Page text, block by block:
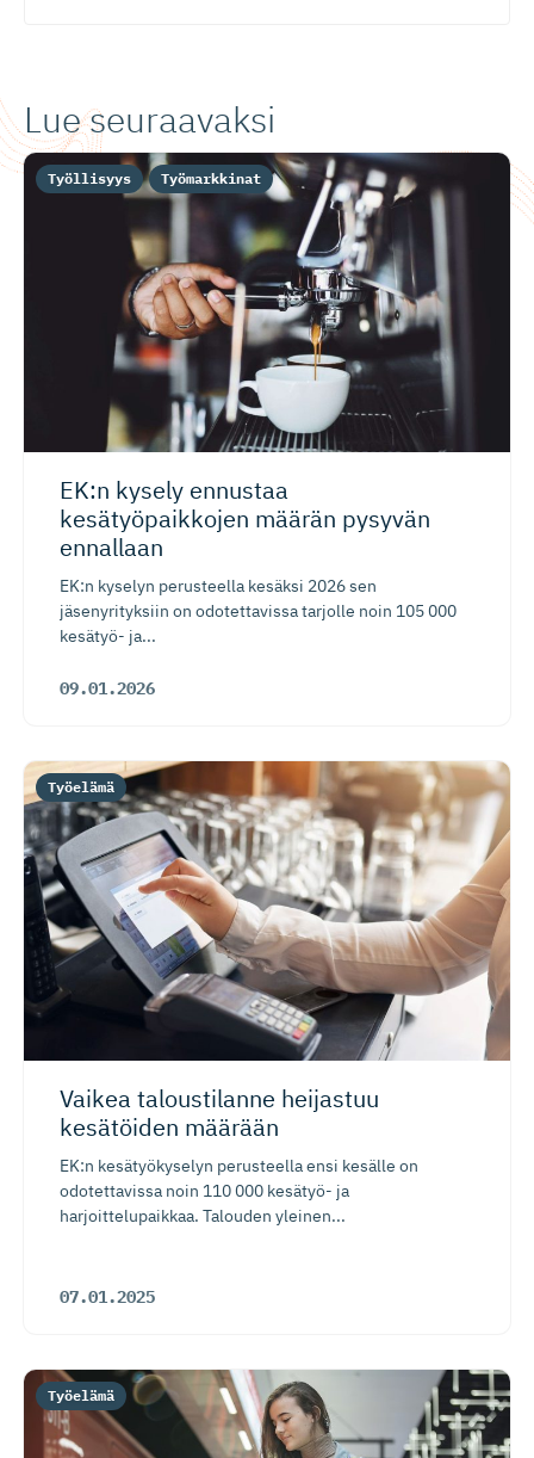
Lue seuraavaksi
EK:n kysely ennustaa
kesätyöpaikkojen määrän pysyvän
ennallaan
EK:n kyselyn perusteella kesäksi 2026 sen
jäsenyrityksiin on odotettavissa tarjolle noin 105 000
kesätyö- ja...
09.01.2026
Työllisyys Työmarkkinat
Vaikea taloustilanne heijastuu
kesätöiden määrään
EK:n kesätyökyselyn perusteella ensi kesälle on
odotettavissa noin 110 000 kesätyö- ja
harjoittelupaikkaa. Talouden yleinen...
07.01.2025
Työelämä
Työelämä